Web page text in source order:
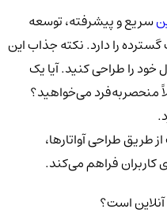
سریع و پیشرفته، توسعه
گسترده را دارد. نکته جذاب این
را طراحی کنید. آیا یک
منحصر‌به‌فرد می‌خواهید؟
طراحی آواتارها،
فراهم می‌کند.
است؟